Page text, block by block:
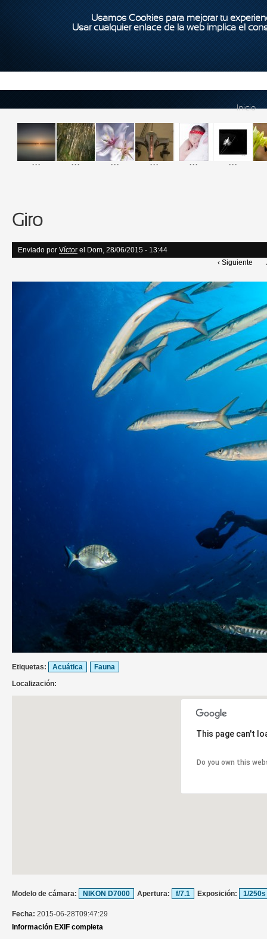
Usamos Cookies para mejorar tu
Usar cualquier enlace de la web implica el
Inicio
... ... ... ... ... ...
Giro
Enviado por Víctor el Dom, 28/06/2015 - 13:44
‹ Siguiente
Etiquetas: Acuática
Fauna
Localización:
This page can't
Do you own this
Modelo de cámara: NIKON D7000 Apertura: f/7.1 Exposición: 1/250s
Fecha: 2015-06-28T09:47:29
Información EXIF completa